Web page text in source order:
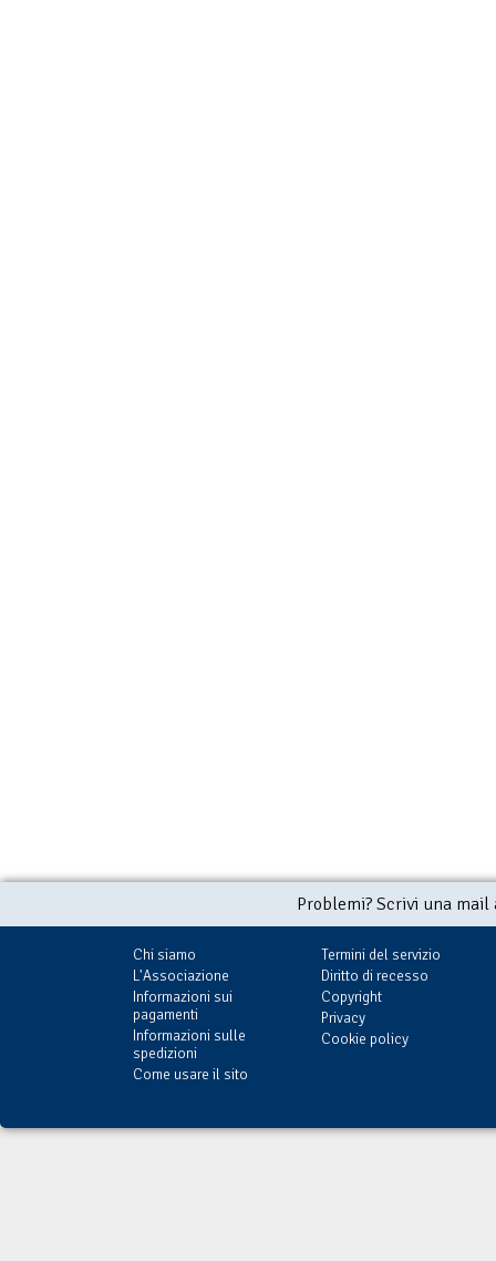
Problemi? Scrivi una
Chi siamo
L'Associazione
Informazioni sui
pagamenti
Informazioni sulle
spedizioni
Come usare il sito
Termini del servizio
Diritto di recesso
Copyright
Privacy
Cookie policy